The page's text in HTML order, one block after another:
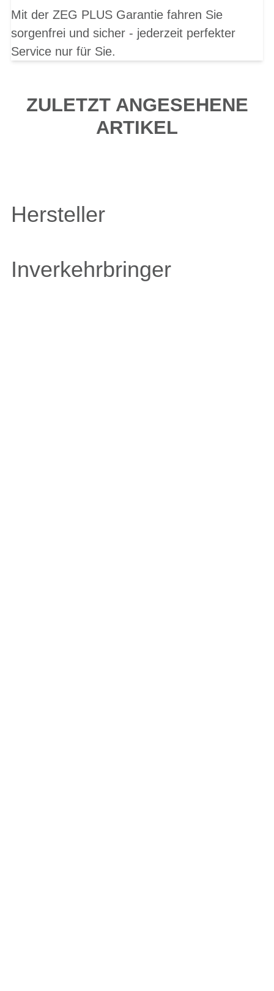
Mit der ZEG PLUS Garantie fahren Sie
sorgenfrei und sicher - jederzeit perfekter
Service nur für Sie.
ZULETZT ANGESEHENE
ARTIKEL
Hersteller
Inverkehrbringer